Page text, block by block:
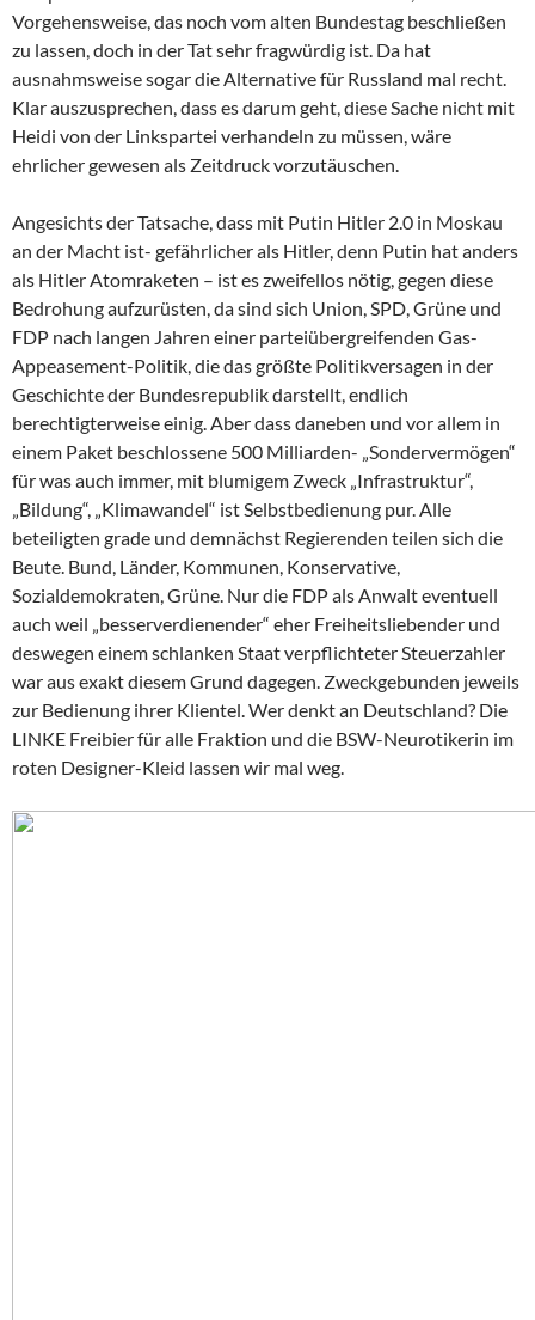
Vorgehensweise, das noch vom alten Bundestag beschließen
zu lassen, doch in der Tat sehr fragwürdig ist. Da hat
ausnahmsweise sogar die Alternative für Russland mal recht.
Klar auszusprechen, dass es darum geht, diese Sache nicht mit
Heidi von der Linkspartei verhandeln zu müssen, wäre
ehrlicher gewesen als Zeitdruck vorzutäuschen.
Angesichts der Tatsache, dass mit Putin Hitler 2.0 in Moskau
an der Macht ist- gefährlicher als Hitler, denn Putin hat anders
als Hitler Atomraketen – ist es zweifellos nötig, gegen diese
Bedrohung aufzurüsten, da sind sich Union, SPD, Grüne und
FDP nach langen Jahren einer parteiübergreifenden Gas-
Appeasement-Politik, die das größte Politikversagen in der
Geschichte der Bundesrepublik darstellt, endlich
berechtigterweise einig. Aber dass daneben und vor allem in
einem Paket beschlossene 500 Milliarden- „Sondervermögen“
für was auch immer, mit blumigem Zweck „Infrastruktur“,
„Bildung“, „Klimawandel“ ist Selbstbedienung pur. Alle
beteiligten grade und demnächst Regierenden teilen sich die
Beute. Bund, Länder, Kommunen, Konservative,
Sozialdemokraten, Grüne. Nur die FDP als Anwalt eventuell
auch weil „besserverdienender“ eher Freiheitsliebender und
deswegen einem schlanken Staat verpflichteter Steuerzahler
war aus exakt diesem Grund dagegen. Zweckgebunden jeweils
zur Bedienung ihrer Klientel. Wer denkt an Deutschland? Die
LINKE Freibier für alle Fraktion und die BSW-Neurotikerin im
roten Designer-Kleid lassen wir mal weg.